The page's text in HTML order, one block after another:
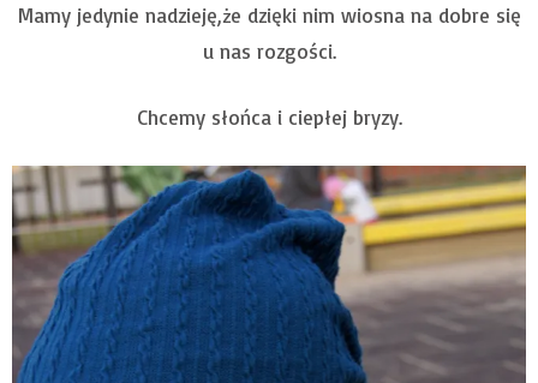
Mamy jedynie nadzieję,że dzięki nim wiosna na dobre się
u nas rozgości.
Chcemy słońca i ciepłej bryzy.